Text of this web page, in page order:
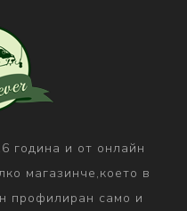
година и от онлайн
магазинче,което в
профилиран само и